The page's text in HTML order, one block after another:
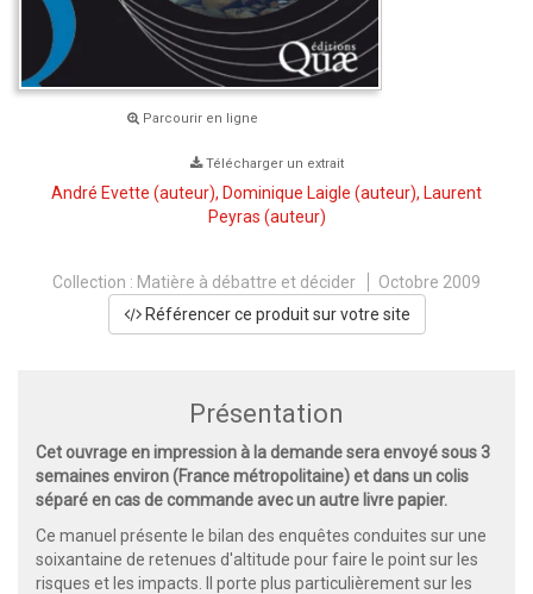
Parcourir en ligne
Télécharger un extrait
André Evette (auteur), Dominique Laigle (auteur), Laurent
Peyras (auteur)
Collection : Matière à débattre et décider
Octobre 2009
Référencer ce produit sur votre site
Présentation
Cet ouvrage en impression à la demande sera envoyé sous 3
semaines environ (France métropolitaine) et dans un colis
séparé en cas de commande avec un autre livre papier.
Ce manuel présente le bilan des enquêtes conduites sur une
soixantaine de retenues d'altitude pour faire le point sur les
risques et les impacts. Il porte plus particulièrement sur les